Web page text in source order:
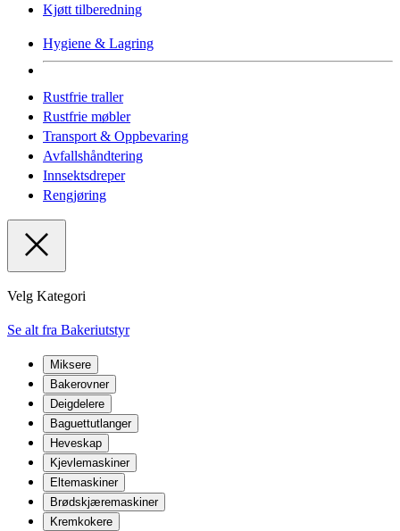
Kjøtt tilberedning
Hygiene & Lagring
Rustfrie traller
Rustfrie møbler
Transport & Oppbevaring
Avfallshåndtering
Innsektsdreper
Rengjøring
Velg Kategori
Se alt fra Bakeriutstyr
Miksere
Bakerovner
Deigdelere
Baguettutlanger
Heveskap
Kjevlemaskiner
Eltemaskiner
Brødskjæremaskiner
Kremkokere